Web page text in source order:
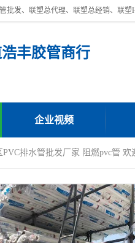
丰胶管商行
企业视频
PVC排水管批发厂家 阻燃pvc管